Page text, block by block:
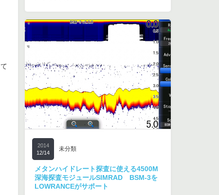
て
2014
12/14
未分類
メタンハイドレート探査に使える4500M
深海探査モジュールSIMRAD BSM-3を
LOWRANCEがサポート